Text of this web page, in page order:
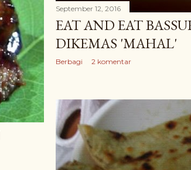
September 12, 2016
EAT AND EAT
DIKEMAS 'MAHAL'
Berbagi 2 komentar